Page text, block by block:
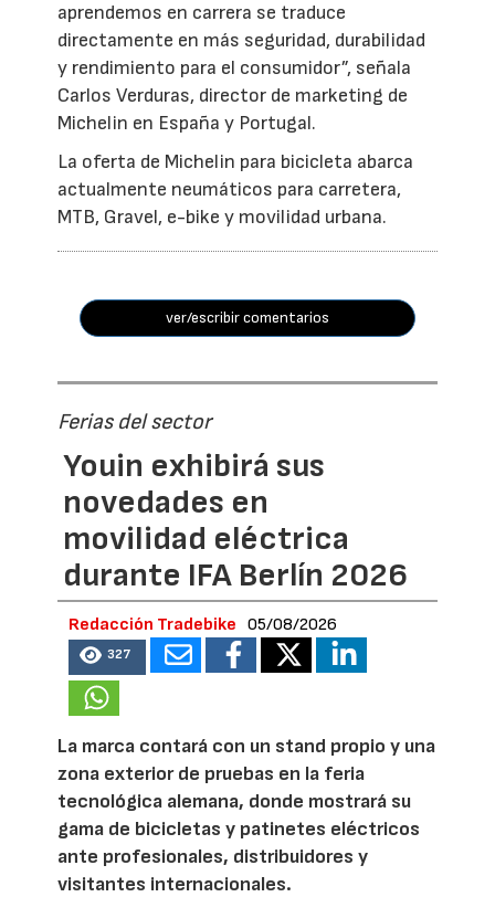
aprendemos en carrera se traduce
directamente en más seguridad, durabilidad
y rendimiento para el consumidor”, señala
Carlos Verduras, director de marketing de
Michelin en España y Portugal.
La oferta de Michelin para bicicleta abarca
actualmente neumáticos para carretera,
MTB, Gravel, e-bike y movilidad urbana.
ver/escribir comentarios
Ferias del sector
Youin exhibirá sus
novedades en
movilidad eléctrica
durante IFA Berlín 2026
Redacción Tradebike 05/08/2026
327
La marca contará con un stand propio y una
zona exterior de pruebas en la feria
tecnológica alemana, donde mostrará su
gama de bicicletas y patinetes eléctricos
ante profesionales, distribuidores y
visitantes internacionales.